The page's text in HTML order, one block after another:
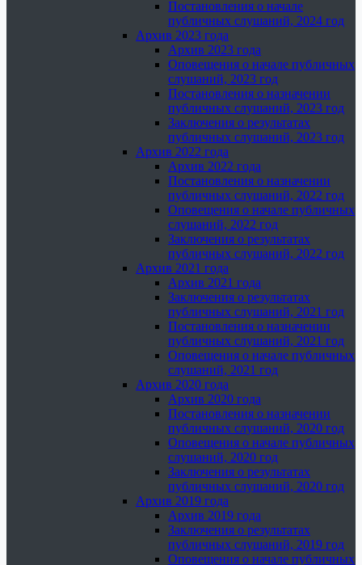
Постановления о начале
публичных слушаний, 2024 год
Архив 2023 года
Архив 2023 года
Оповещения о начале публичных
слушаний, 2023 год
Постановления о назначении
публичных слушаний, 2023 год
Заключения о результатах
публичных слушаний, 2023 год
Архив 2022 года
Архив 2022 года
Постановления о назначении
публичных слушаний, 2022 год
Оповещения о начале публичных
слушаний, 2022 год
Заключения о результатах
публичных слушаний, 2022 год
Архив 2021 года
Архив 2021 года
Заключения о результатах
публичных слушаний, 2021 год
Постановления о назначении
публичных слушаний, 2021 год
Оповещения о начале публичных
слушаний, 2021 год
Архив 2020 года
Архив 2020 года
Постановления о назначении
публичных слушаний, 2020 год
Оповещения о начале публичных
слушаний, 2020 год
Заключения о результатах
публичных слушаний, 2020 год
Архив 2019 года
Архив 2019 года
Заключения о результатах
публичных слушаний, 2019 год
Оповещения о начале публичных